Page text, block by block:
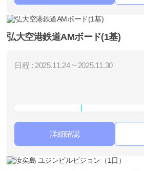
弘大空港鉄道AMボード(1基)
日程 : 2025.11.24 ~ 2025.11.30
詳細確認